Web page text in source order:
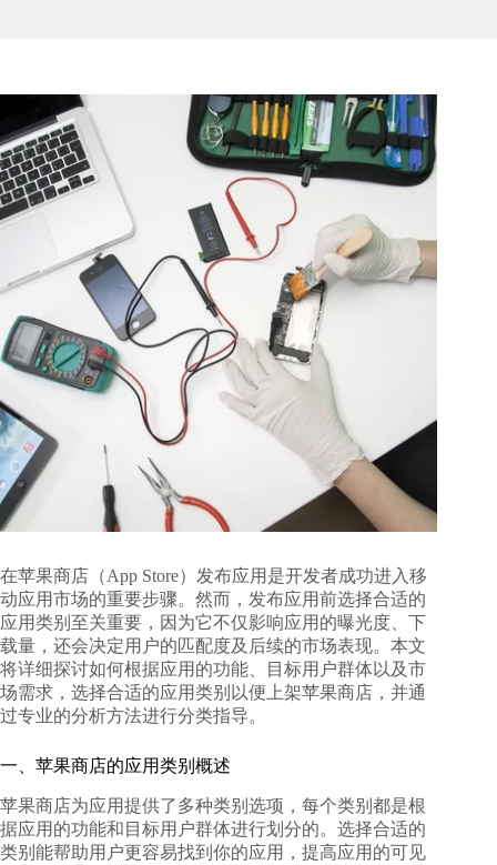
在苹果商店（App Store）发布应用是开发者成功进入移
动应用市场的重要步骤。然而，发布应用前选择合适的
应用类别至关重要，因为它不仅影响应用的曝光度、下
载量，还会决定用户的匹配度及后续的市场表现。本文
将详细探讨如何根据应用的功能、目标用户群体以及市
场需求， 选择合适的应用类别以便上架苹果商店 ，并通
过专业的分析方法进行分类指导。
一、苹果商店的应用类别概述
苹果商店为应用提供了多种类别选项，每个类别都是根
据应用的功能和目标用户群体进行划分的。选择合适的
类别能帮助用户更容易找到你的应用，提高应用的可见